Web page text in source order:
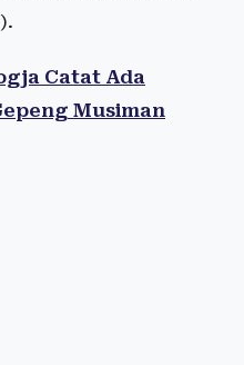
Catat Ada
Musiman